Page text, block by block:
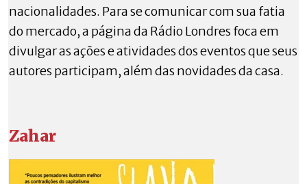
nacionalidades. Para se comunicar com sua fatia
do mercado, a página da Rádio Londres foca em
divulgar as ações e atividades dos eventos que seus
autores participam, além das novidades da casa.
Zahar